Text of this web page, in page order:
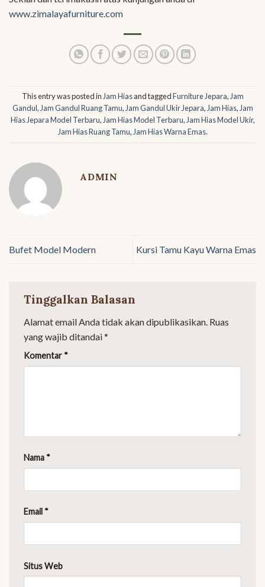
www.zimalayafurniture.com
This entry was posted inJam Hiasand taggedFurniture Jepara,Jam
Gandul,Jam Gandul Ruang Tamu,Jam Gandul Ukir Jepara,Jam Hias,Jam
Hias Jepara Model Terbaru,Jam Hias Model Terbaru,Jam Hias Model Ukir,
Jam Hias Ruang Tamu,Jam Hias Warna Emas.
ADMIN
Bufet Model Modern Kursi Tamu Kayu Warna Emas
Tinggalkan Balasan
Alamat email Anda tidak akan dipublikasikan. Ruas
yang wajib ditandai*
Komentar *
Nama *
Email *
Situs Web